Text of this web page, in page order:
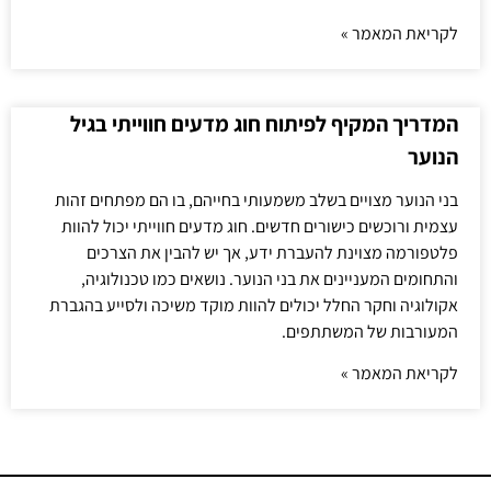
לקריאת המאמר »
המדריך המקיף לפיתוח חוג מדעים חווייתי בגיל
הנוער
בני הנוער מצויים בשלב משמעותי בחייהם, בו הם מפתחים זהות
עצמית ורוכשים כישורים חדשים. חוג מדעים חווייתי יכול להוות
פלטפורמה מצוינת להעברת ידע, אך יש להבין את הצרכים
והתחומים המעניינים את בני הנוער. נושאים כמו טכנולוגיה,
אקולוגיה וחקר החלל יכולים להוות מוקד משיכה ולסייע בהגברת
המעורבות של המשתתפים.
לקריאת המאמר »